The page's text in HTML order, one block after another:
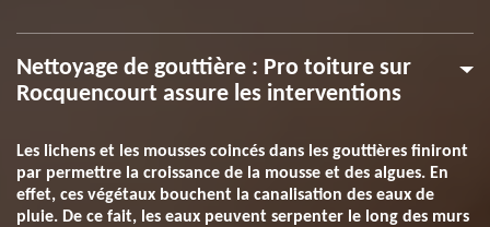
Nettoyage de gouttière : Pro toiture sur
Rocquencourt assure les interventions
Les lichens et les mousses coincés dans les gouttières finiront
par permettre la croissance de la mousse et des algues. En
effet, ces végétaux bouchent la canalisation des eaux de
pluie. De ce fait, les eaux peuvent serpenter le long des murs